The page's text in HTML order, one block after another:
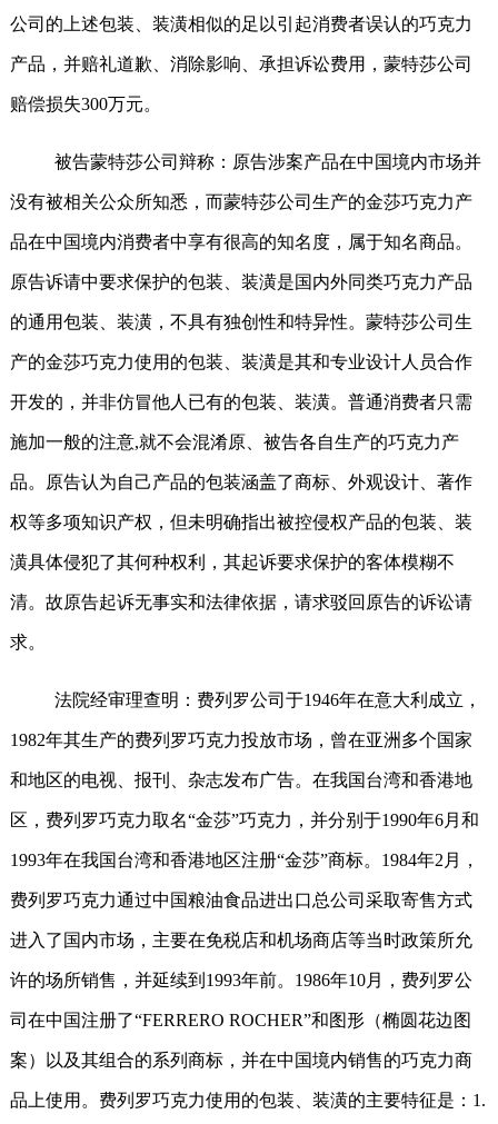
公司的上述包装、装潢相似的足以引起消费者误认的巧克力
产品，并赔礼道歉、消除影响、承担诉讼费用，蒙特莎公司
赔偿损失300万元。
被告蒙特莎公司辩称：原告涉案产品在中国境内市场并
没有被相关公众所知悉，而蒙特莎公司生产的金莎巧克力产
品在中国境内消费者中享有很高的知名度，属于知名商品。
原告诉请中要求保护的包装、装潢是国内外同类巧克力产品
的通用包装、装潢，不具有独创性和特异性。蒙特莎公司生
产的金莎巧克力使用的包装、装潢是其和专业设计人员合作
开发的，并非仿冒他人已有的包装、装潢。普通消费者只需
施加一般的注意,就不会混淆原、被告各自生产的巧克力产
品。原告认为自己产品的包装涵盖了商标、外观设计、著作
权等多项知识产权，但未明确指出被控侵权产品的包装、装
潢具体侵犯了其何种权利，其起诉要求保护的客体模糊不
清。故原告起诉无事实和法律依据，请求驳回原告的诉讼请
求。
法院经审理查明：费列罗公司于1946年在意大利成立，
1982年其生产的费列罗巧克力投放市场，曾在亚洲多个国家
和地区的电视、报刊、杂志发布广告。在我国台湾和香港地
区，费列罗巧克力取名“金莎”巧克力，并分别于1990年6月和
1993年在我国台湾和香港地区注册“金莎”商标。 1984年2 月，
费列罗巧克力通过中国粮油食品进出口总公司采取寄售方式
进入了国内市场，主要在免税店和机场商店等当时政策所允
许的场所销售，并延续到 1993年前。 1986年10月，费列罗公
司在中国注册了“FERRERO ROCHER”和图形（椭圆花边图
案）以及其组合的系列商标，并在中国境内销售的巧克力商
品上使用。费列罗巧克力使用的包装、装潢的主要特征是： 1.